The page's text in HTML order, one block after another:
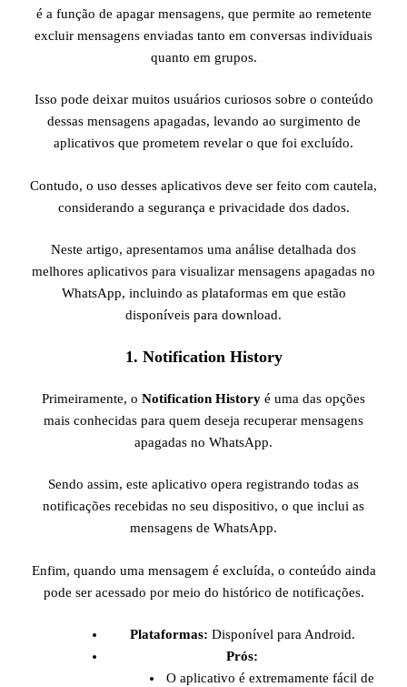
é a função de apagar mensagens, que permite ao remetente
excluir mensagens enviadas tanto em conversas individuais
quanto em grupos.
Isso pode deixar muitos usuários curiosos sobre o conteúdo
dessas mensagens apagadas, levando ao surgimento de
aplicativos que prometem revelar o que foi excluído.
Contudo, o uso desses aplicativos deve ser feito com cautela,
considerando a segurança e privacidade dos dados.
Neste artigo, apresentamos uma análise detalhada dos
melhores aplicativos para visualizar mensagens apagadas no
WhatsApp, incluindo as plataformas em que estão
disponíveis para download.
1. Notification History
Primeiramente, o Notification History é uma das opções
mais conhecidas para quem deseja recuperar mensagens
apagadas no WhatsApp.
Sendo assim, este aplicativo opera registrando todas as
notificações recebidas no seu dispositivo, o que inclui as
mensagens de WhatsApp.
Enfim, quando uma mensagem é excluída, o conteúdo ainda
pode ser acessado por meio do histórico de notificações.
Plataformas: Disponível para Android.
Prós:
O aplicativo é extremamente fácil de